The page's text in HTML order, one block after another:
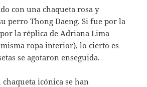
con una chaqueta rosa y
perro Thong Daeng. Si fue por la
la réplica de Adriana Lima
ropa interior), lo cierto es
se agotaron enseguida.
icónica se han